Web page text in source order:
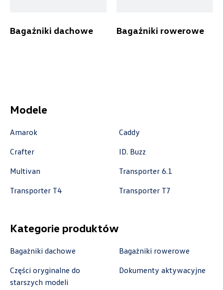
Bagażniki dachowe Bagażniki rowerowe
Autocentrum
ul. Zakładowa 18, Kielce
+48 413 350 222
Autoremo
ul. Szaflarska 170, Nowy Targ
Modele
Amarok
Caddy
Crafter
ID. Buzz
Multivan
Transporter 6.1
Transporter T4
Transporter T7
Kategorie produktów
Bagażniki dachowe
Bagażniki rowerowe
Części oryginalne do
starszych modeli
Dokumenty aktywacyjne